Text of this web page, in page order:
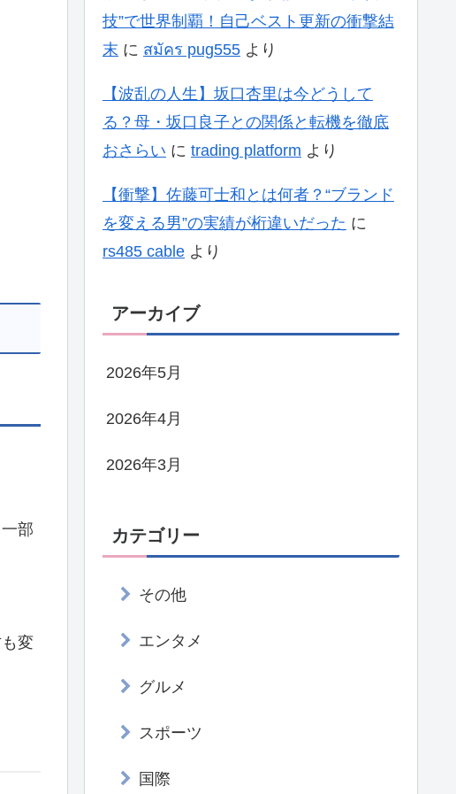
部
変
技”で世界制覇！自己ベスト更新の衝撃結
末 に สมัคร pug555 より
【波乱の人生】坂口杏里は今どうして
る？母・坂口良子との関係と転機を徹底
おさらい に trading platform より
【衝撃】佐藤可士和とは何者？“ブランド
を変える男”の実績が桁違いだった に
rs485 cable より
アーカイブ
2026年5月
2026年4月
2026年3月
カテゴリー
その他
エンタメ
グルメ
スポーツ
国際